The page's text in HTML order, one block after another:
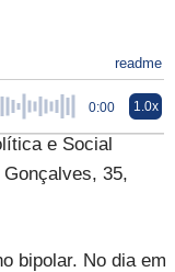
readme
0:00 1.0x
e Social
35,
bipolar. No dia em